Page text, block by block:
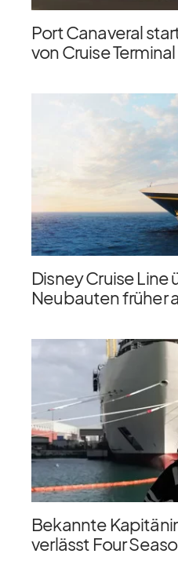
Port Canaveral
von Cruise Terminal
Disney Cruise
Neubauten früher
Bekannte
verlässt Four